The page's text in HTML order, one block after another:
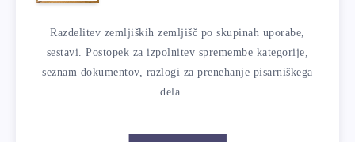
Razdelitev zemljiških zemljišč po skupinah uporabe,
sestavi. Postopek za izpolnitev spremembe kategorije,
seznam dokumentov, razlogi za prenehanje pisarniškega
dela.…